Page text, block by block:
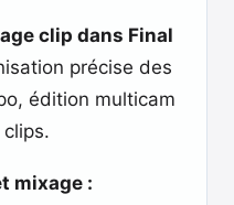
clip dans Final
précise des
édition multicam
mixage :